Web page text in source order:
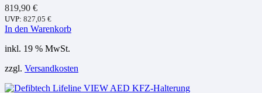
819,90 €
UVP: 827,05 €
In den Warenkorb
inkl. 19 % MwSt.
zzgl. Versandkosten